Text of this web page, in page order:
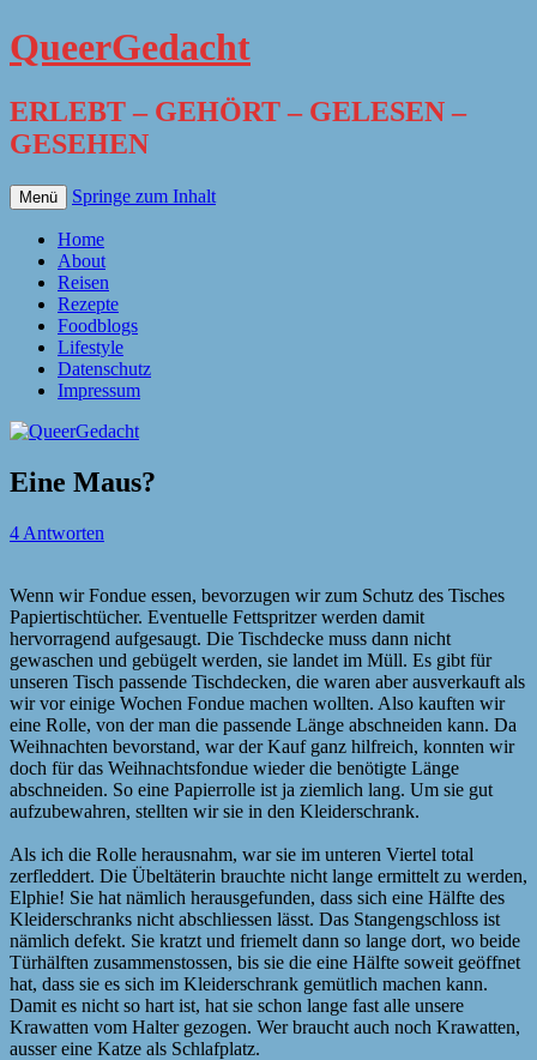
QueerGedacht
ERLEBT – GEHÖRT – GELESEN –
GESEHEN
Menü Springe zum Inhalt
Home
About
Reisen
Rezepte
Foodblogs
Lifestyle
Datenschutz
Impressum
Eine Maus?
4 Antworten
Wenn wir Fondue essen, bevorzugen wir zum Schutz des Tisches
Papiertischtücher. Eventuelle Fettspritzer werden damit
hervorragend aufgesaugt. Die Tischdecke muss dann nicht
gewaschen und gebügelt werden, sie landet im Müll. Es gibt für
unseren Tisch passende Tischdecken, die waren aber ausverkauft als
wir vor einige Wochen Fondue machen wollten. Also kauften wir
eine Rolle, von der man die passende Länge abschneiden kann. Da
Weihnachten bevorstand, war der Kauf ganz hilfreich, konnten wir
doch für das Weihnachtsfondue wieder die benötigte Länge
abschneiden. So eine Papierrolle ist ja ziemlich lang. Um sie gut
aufzubewahren, stellten wir sie in den Kleiderschrank.
Als ich die Rolle herausnahm, war sie im unteren Viertel total
zerfleddert. Die Übeltäterin brauchte nicht lange ermittelt zu werden,
Elphie! Sie hat nämlich herausgefunden, dass sich eine Hälfte des
Kleiderschranks nicht abschliessen lässt. Das Stangengschloss ist
nämlich defekt. Sie kratzt und friemelt dann so lange dort, wo beide
Türhälften zusammenstossen, bis sie die eine Hälfte soweit geöffnet
hat, dass sie es sich im Kleiderschrank gemütlich machen kann.
Damit es nicht so hart ist, hat sie schon lange fast alle unsere
Krawatten vom Halter gezogen. Wer braucht auch noch Krawatten,
ausser eine Katze als Schlafplatz.